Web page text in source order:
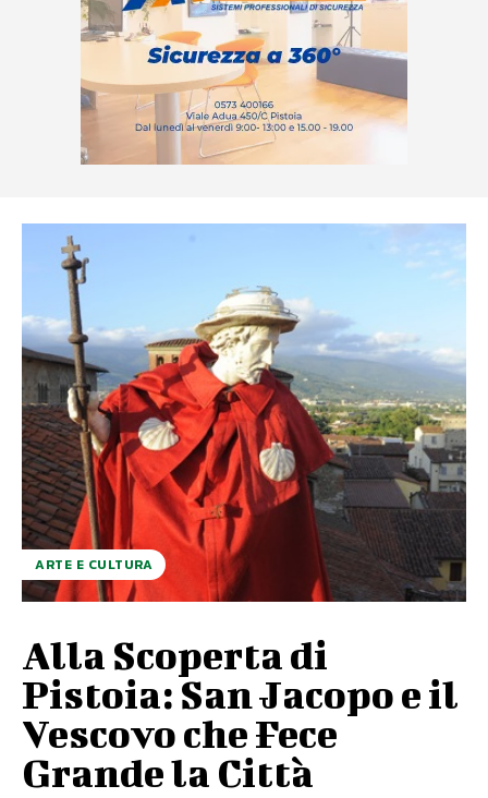
ARTE E CULTURA
Alla Scoperta di
Pistoia: San Jacopo e il
Vescovo che Fece
Grande la Città